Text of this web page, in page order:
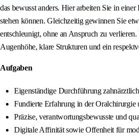
das bewusst anders. Hier arbeiten Sie in
stehen können. Gleichzeitig gewinnen Sie
entschleunigt, ohne an Anspruch zu
Augenhöhe, klare Strukturen und ein
Aufgaben
Eigenständige Durchführung
Fundierte Erfahrung in der
Präzise, verantwortungsbewusste und
Digitale Affinität sowie Offenheit für